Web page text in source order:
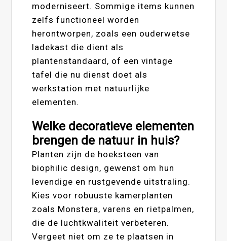
moderniseert. Sommige items kunnen
zelfs functioneel worden
herontworpen, zoals een ouderwetse
ladekast die dient als
plantenstandaard, of een vintage
tafel die nu dienst doet als
werkstation met natuurlijke
elementen.
Welke decoratieve elementen
brengen de natuur in huis?
Planten zijn de hoeksteen van
biophilic design, gewenst om hun
levendige en rustgevende uitstraling.
Kies voor robuuste kamerplanten
zoals Monstera, varens en rietpalmen,
die de luchtkwaliteit verbeteren.
Vergeet niet om ze te plaatsen in